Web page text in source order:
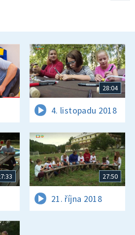
28:04
4. listopadu 2018
27:50
21. října 2018